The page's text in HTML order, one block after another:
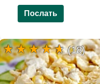
Послать
(18)